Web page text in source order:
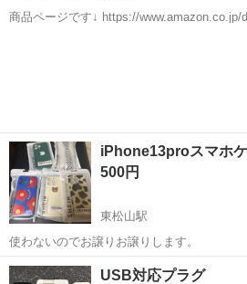
商品ページです↓ https://www.amazon.co.jp/dp/B0H839Q9MM?
iPhone13proスマホ
500円
東松山駅
使わないのでお譲りお譲りします。
埼玉 東松山市 東松山駅 携帯ア
USB対応プラグ